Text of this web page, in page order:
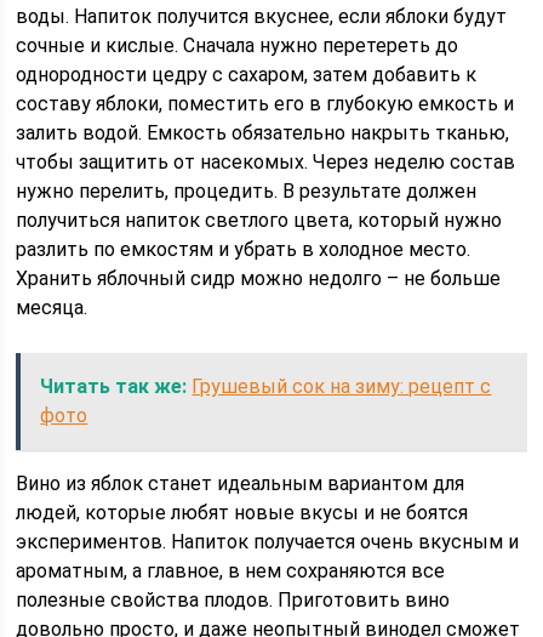
воды. Напиток получится вкуснее, если яблоки будут
сочные и кислые. Сначала нужно перетереть до
однородности цедру с сахаром, затем добавить к
составу яблоки, поместить его в глубокую емкость и
залить водой. Емкость обязательно накрыть тканью,
чтобы защитить от насекомых. Через неделю состав
нужно перелить, процедить. В результате должен
получиться напиток светлого цвета, который нужно
разлить по емкостям и убрать в холодное место.
Хранить яблочный сидр можно недолго – не больше
месяца.
Читать так же: Грушевый сок на зиму: рецепт с
фото
Вино из яблок станет идеальным вариантом для
людей, которые любят новые вкусы и не боятся
экспериментов. Напиток получается очень вкусным и
ароматным, а главное, в нем сохраняются все
полезные свойства плодов. Приготовить вино
довольно просто, и даже неопытный винодел сможет